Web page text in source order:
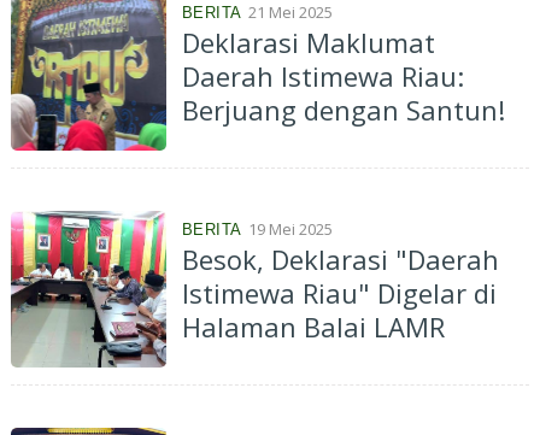
BERITA 21 Mei 2025
Deklarasi Maklumat
Daerah Istimewa Riau:
Berjuang dengan Santun!
BERITA 19 Mei 2025
Besok, Deklarasi "Daerah
Istimewa Riau" Digelar di
Halaman Balai LAMR